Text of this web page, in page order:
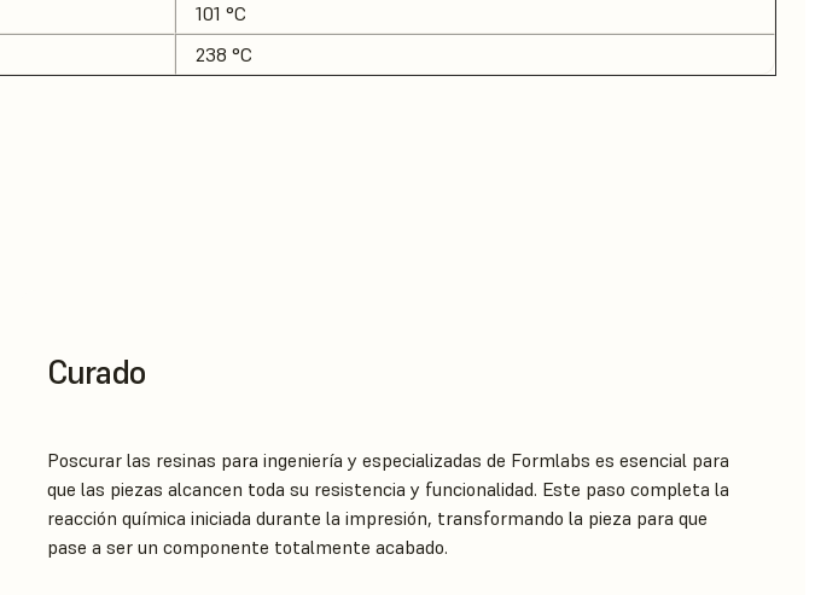
101 °C
238 °C
Curado
Poscurar las resinas para ingeniería y especializadas de Formlabs es esencial para
que las piezas alcancen toda su resistencia y funcionalidad. Este paso completa la
reacción química iniciada durante la impresión, transformando la pieza para que
pase a ser un componente totalmente acabado.